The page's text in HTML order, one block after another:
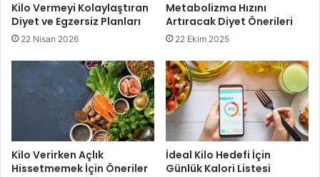
Kilo Vermeyi Kolaylaştıran
Diyet ve Egzersiz Planları
22 Nisan 2026
Metabolizma Hızını
Artıracak Diyet Önerileri
22 Ekim 2025
Kilo Verirken Açlık
Hissetmemek İçin Öneriler
İdeal Kilo Hedefi İçin
Günlük Kalori Listesi